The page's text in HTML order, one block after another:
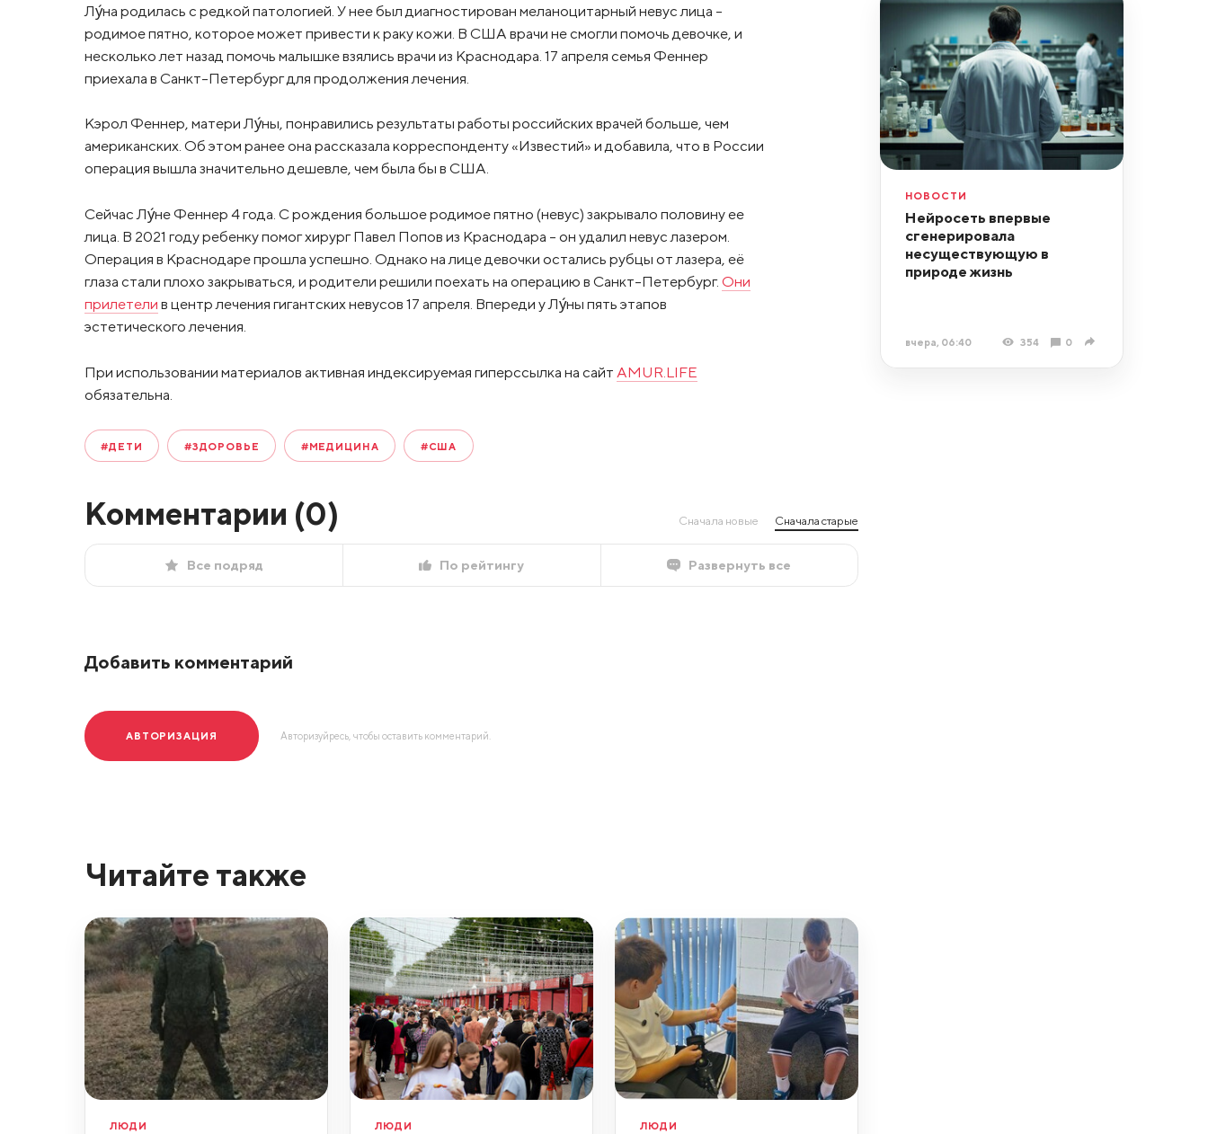
Лу́на родилась с редкой патологией. У нее был диагностирован меланоцитарный невус лица –
родимое пятно, которое может привести к раку кожи. В США врачи не смогли помочь девочке, и
несколько лет назад помочь малышке взялись врачи из Краснодара. 17 апреля семья Феннер
приехала в Санкт-Петербург для продолжения лечения.
Кэрол Феннер, матери Лу́ны, понравились результаты работы российских врачей больше, чем
американских. Об этом ранее она рассказала корреспонденту «Известий» и добавила, что в России
операция вышла значительно дешевле, чем была бы в США.
Сейчас Лу́не Феннер 4 года. С рождения большое родимое пятно (невус) закрывало половину ее
лица. В 2021 году ребенку помог хирург Павел Попов из Краснодара – он удалил невус лазером.
Операция в Краснодаре прошла успешно. Однако на лице девочки остались рубцы от лазера, её
глаза стали плохо закрываться, и родители решили поехать на операцию в Санкт-Петербург. Они
прилетели в центр лечения гигантских невусов 17 апреля. Впереди у Лу́ны пять этапов
эстетического лечения.
При использовании материалов активная индексируемая гиперссылка на сайт AMUR.LIFE
обязательна.
#ДЕТИ #ЗДОРОВЬЕ #МЕДИЦИНА #США
Комментарии (0) Сначала новые Сначала старые
Все подряд По рейтингу Развернуть все
Добавить комментарий
АВТОРИЗАЦИЯ Авторизуйресь, чтобы оставить комментарий.
НОВОСТИ
Нейросеть впервые
сгенерировала
несуществующую в
природе жизнь
вчера, 06:40 354 0
Читайте также
ЛЮДИ ЛЮДИ ЛЮДИ